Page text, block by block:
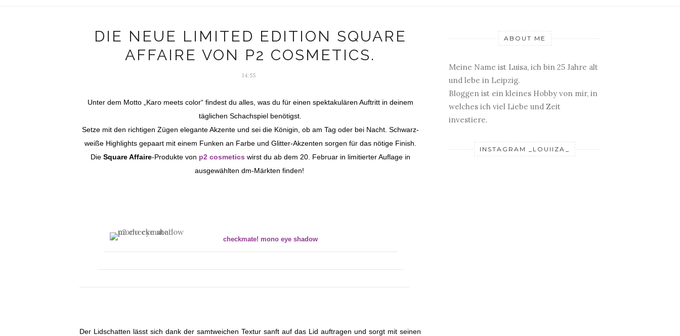
DIE NEUE LIMITED EDITION SQUARE
AFFAIRE VON P2 COSMETICS.
14:55
Unter dem Motto „Karo meets color“ findest du alles, was du für einen spektakulären Auftritt in deinem
täglichen Schachspiel benötigst.
Setze mit den richtigen Zügen elegante Akzente und sei die Königin, ob am Tag oder bei Nacht. Schwarz-
weiße Highlights gepaart mit einem Funken an Farbe und Glitter-Akzenten sorgen für das nötige Finish.
Die Square Affaire-Produkte von p2 cosmetics wirst du ab dem 20. Februar in limitierter Auflage in
ausgewählten dm-Märkten finden!
checkmate! mono eye shadow
Der Lidschatten lässt sich dank der samtweichen Textur sanft auf das Lid auftragen und sorgt mit seinen
ABOUT ME
Meine Name ist Luisa, ich bin 25 Jahre alt
und lebe in Leipzig.
Bloggen ist ein kleines Hobby von mir, in
welches ich viel Liebe und Zeit
investiere.
INSTAGRAM _LOUIIZA_